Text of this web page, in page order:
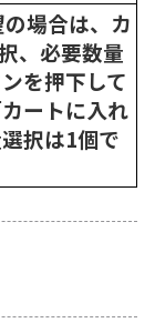
場合は、カ
、必要数量
を押下して
ートに入れ
択は1個で